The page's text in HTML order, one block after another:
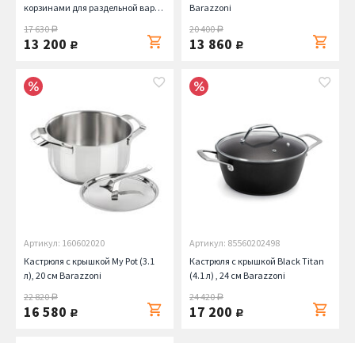
корзинами для раздельной варки
17 630руб.
13 200 руб.
Barazzoni
20 400руб.
13 860 руб.
Артикул: 160602020
Кастрюля с крышкой My Pot (3.1
л), 20 см Barazzoni
22 820руб.
16 580 руб.
Артикул: 85560202498
Кастрюля с крышкой Black Titan
(4.1 л) , 24 см Barazzoni
24 420руб.
17 200 руб.